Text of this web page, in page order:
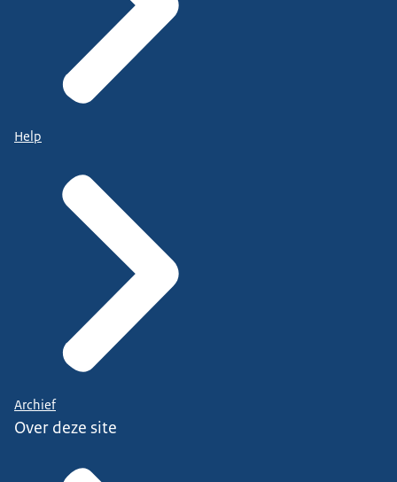
Help
Archief
Over deze site